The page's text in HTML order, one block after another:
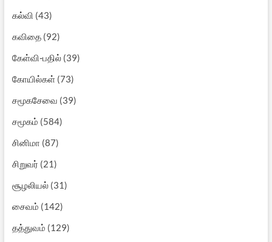
கல்வி (43)
கவிதை(92)
கேள்வி-பதில்(39)
கோயில்கள்(73)
சமூகசேவை (39)
சமூகம் (584)
சினிமா (87)
சிறுவர் (21)
சூழலியல்(31)
சைவம் (142)
தத்துவம் (129)